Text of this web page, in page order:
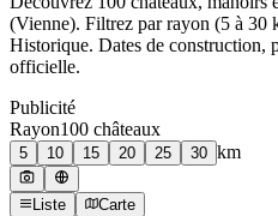
(Vienne). Filtrez par rayon (5 à 30
Historique. Dates de construction,
officielle.
Publicité
Rayon100 châteaux
5 10 15 20 25 30 km
Liste Carte